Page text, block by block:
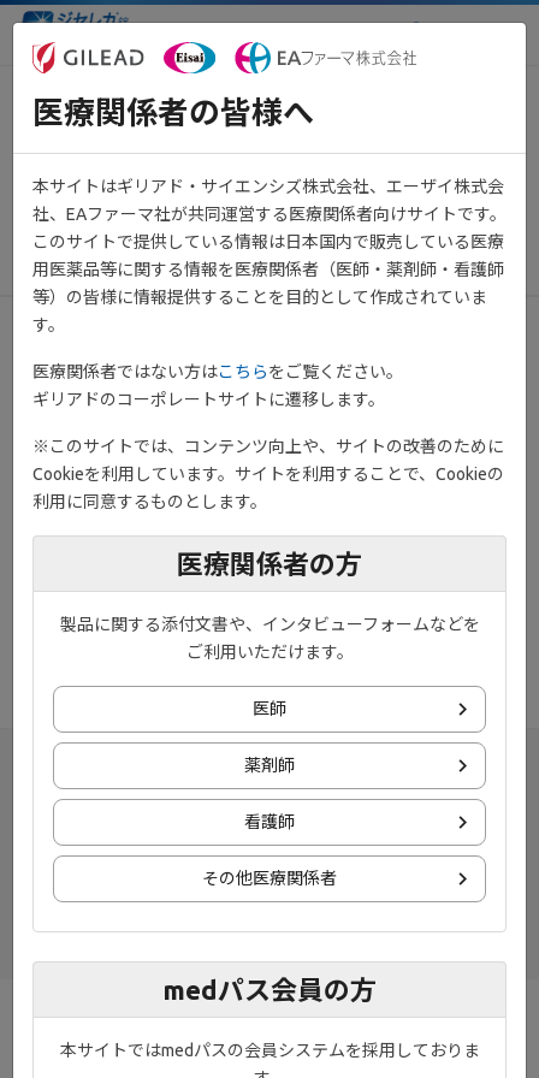
医療関係者向け情報サイト
【重要】システムメンテナンス
のお知らせ（11月20日 21:00～
23:00予定）
2024年11月20日 その他
下記日程にてメンテナンス作業を予定しております。
メンテナンス日時：
2024年11月20日(水) 21:00 ～ 23:00 予定
みなさまにはご不便おかけいたしますが、何卒ご理解いただきま
※作業進捗により、前後する場合がございます。ご了承ください
医療関係者の皆様へ
本サイトはギリアド・サイエンシズ株式会社、エーザイ株式会
社、EAファーマ社が共同運営する医療関係者向けサイトです。
このサイトで提供している情報は日本国内で販売している医療
用医薬品等に関する情報を医療関係者（医師・薬剤師・看護師
等）の皆様に情報提供することを目的として作成されていま
す。
医療関係者ではない方はこちらをご覧ください。
ギリアドのコーポレートサイトに遷移します。
※このサイトでは、コンテンツ向上や、サイトの改善のために
Cookieを利用しています。サイトを利用することで、Cookieの
利用に同意するものとします。
医療関係者の方
製品に関する添付文書や、インタビューフォームなどを
ご利用いただけます。
医師
薬剤師
看護師
その他医療関係者
medパス会員の方
本サイトではmedパスの会員システムを採用しておりま